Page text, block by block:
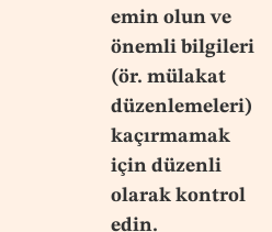
emin olun ve
önemli bilgileri
(ör. mülakat
düzenlemeleri)
kaçırmamak
için düzenli
olarak kontrol
edin.